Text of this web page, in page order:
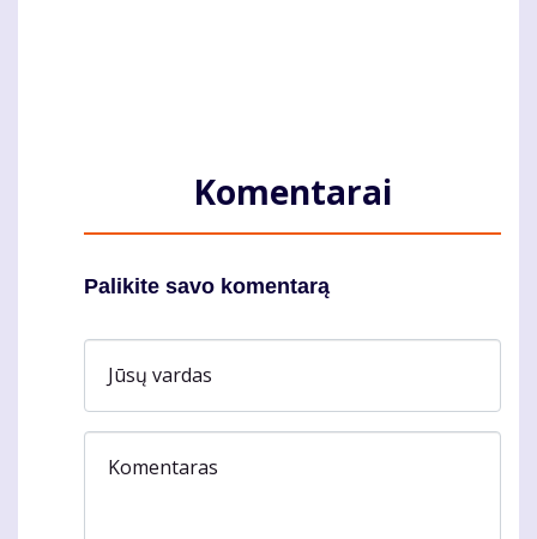
Komentarai
Palikite savo komentarą
Jūsų vardas
Komentaras